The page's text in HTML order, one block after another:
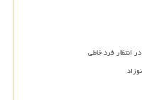
انتظار فرد خاطی